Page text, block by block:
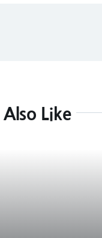
Like